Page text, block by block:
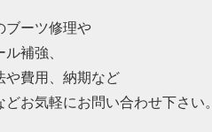
ブーツ修理や
補強、
や費用、納期など
お気軽にお問い合わせ下さい。